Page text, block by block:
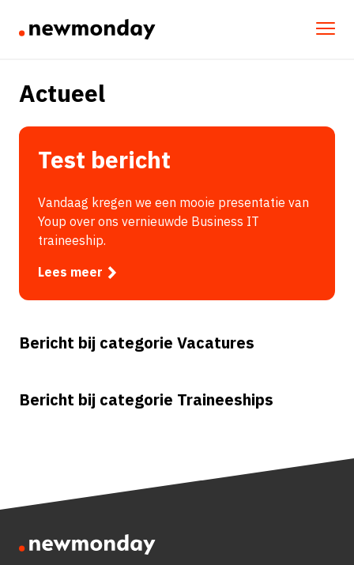
Actueel
Test bericht
Vandaag kregen we een mooie presentatie van
Youp over ons vernieuwde Business IT
traineeship.
Lees meer
Bericht bij categorie Vacatures
Bericht bij categorie Traineeships